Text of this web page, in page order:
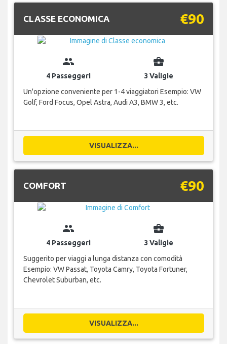
CLASSE ECONOMICA €90
group
4 Passeggeri
business_center
3 Valigie
Un'opzione conveniente per 1-4 viaggiatori Esempio: VW
Golf, Ford Focus, Opel Astra, Audi A3, BMW 3, etc.
VISUALIZZA...
COMFORT €90
group
4 Passeggeri
business_center
3 Valigie
Suggerito per viaggi a lunga distanza con comodità
Esempio: VW Passat, Toyota Camry, Toyota Fortuner,
Chevrolet Suburban, etc.
VISUALIZZA...